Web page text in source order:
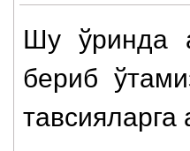
Шу ўринда
бериб
тавсияларга